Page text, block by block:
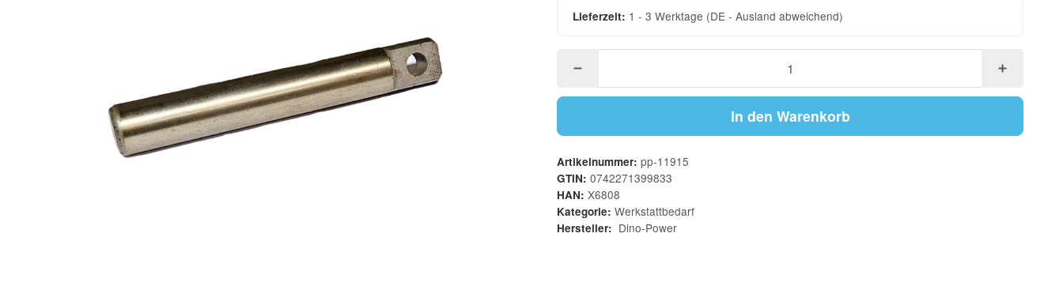
Lieferzeit: 1 - 3 Werktage (DE - Ausland abweichend)
In den Warenkorb
Artikelnummer: pp-11915
GTIN: 0742271399833
HAN: X6808
Kategorie: Werkstattbedarf
Hersteller: Dino-Power